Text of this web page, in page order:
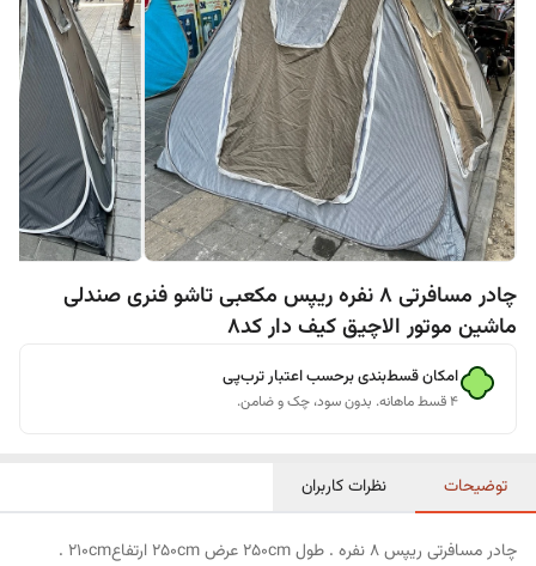
چادر مسافرتی 8 نفره ریپس مکعبی تاشو فنری صندلی
ماشین موتور الاچیق کیف دار کد8
امکان قسط‌بندی برحسب اعتبار ترب‌پی
۴ قسط ماهانه. بدون سود، چک و ضامن.
توضیحات نظرات کاربران
چادر مسافرتی ریپس 8 نفره . طول 250cm عرض 250cm ارتفاع210cm .